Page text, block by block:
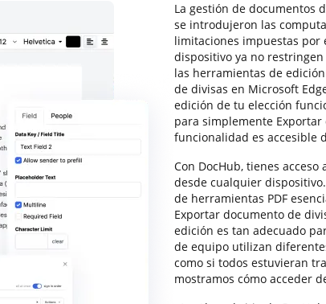
La gestión de documentos
se introdujeron las
limitaciones impuestas por
dispositivo ya no
las herramientas de
de divisas en Microsoft
edición de tu elección
para simplemente
funcionalidad es accesible
Con DocHub, tienes
desde cualquier
de herramientas PDF
Exportar documento de
edición es tan adecuado
de equipo utilizan
como si todos estuvieran
mostramos cómo acceder